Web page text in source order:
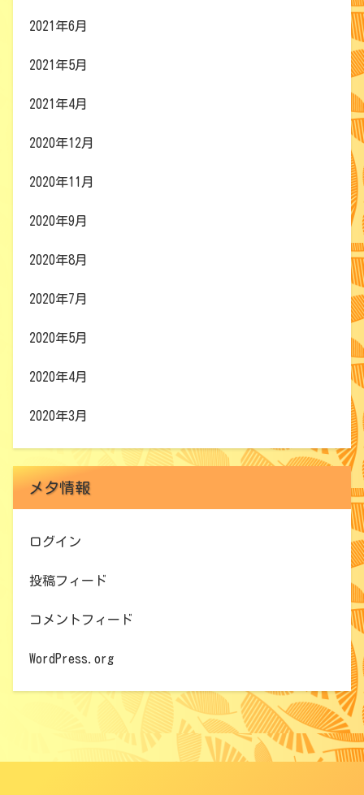
2021年6月
2021年5月
2021年4月
2020年12月
2020年11月
2020年9月
2020年8月
2020年7月
2020年5月
2020年4月
2020年3月
メタ情報
ログイン
投稿フィード
コメントフィード
WordPress.org